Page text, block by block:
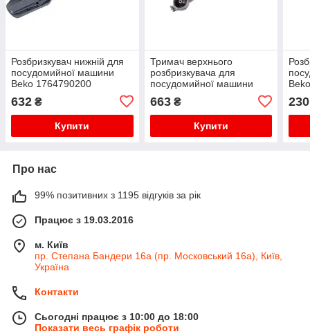
Розбризкувач нижній для
посудомийної машини
Beko 1764790200
632 ₴
Купити
Тримач верхнього
розбризкувача для
посудомийної машини
663₴
Купити
230
Про нас
99% позитивних з 1195 відгуків за рік
Працює з 19.03.2016
м. Київ
пр. Степана Бандери 16а (пр. Московський 16а), Київ,
Україна
Контакти
Сьогодні працює з 10:00 до 18:00
Показати весь графік роботи